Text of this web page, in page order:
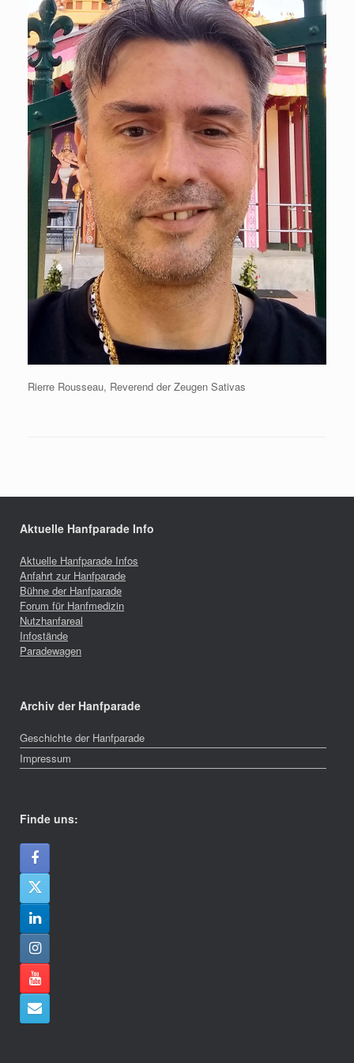
Rierre Rousseau, Reverend der Zeugen Sativas
Aktuelle Hanfparade Info
Aktuelle Hanfparade Infos
Anfahrt zur Hanfparade
Bühne der Hanfparade
Forum für Hanfmedizin
Nutzhanfareal
Infostände
Paradewagen
Archiv der Hanfparade
Geschichte der Hanfparade
Impressum
Finde uns: